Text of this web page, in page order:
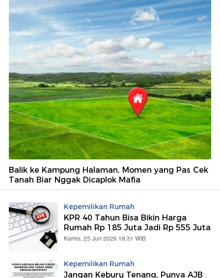
Balik ke Kampung Halaman, Momen yang Pas Cek
Tanah Biar Nggak Dicaplok Mafia
Kepemilikan Rumah
KPR 40 Tahun Bisa Bikin Harga
Rumah Rp 185 Juta Jadi Rp 555 Juta
Kamis, 25 Jun 2026 18:31 WIB
Kepemilikan Rumah
Jangan Keburu Tenang, Punya AJB